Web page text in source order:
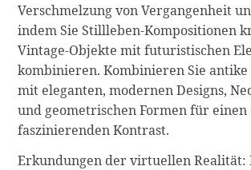
Verschmelzung von Vergangenheit
indem Sie Stillleben-Kompositionen
Vintage-Objekte mit futuristischen
kombinieren. Kombinieren Sie antike
mit eleganten, modernen Designs,
und geometrischen Formen für einen
faszinierenden Kontrast.
Erkundungen der virtuellen Realität: